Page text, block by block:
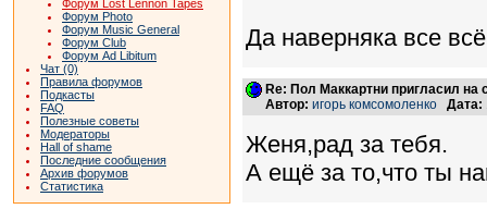
Форум Lost Lennon Tapes
Форум Photo
Форум Music General
Форум Club
Форум Ad Libitum
Чат (0)
Правила форумов
Подкасты
FAQ
Полезные советы
Модераторы
Hall of shame
Последние сообщения
Архив форумов
Статистика
Да наверняка все
Re: Пол Маккартни пригласил
Автор: игорь комсомоленко Дата:
Женя,рад за тебя.
А ещё за то,что ты